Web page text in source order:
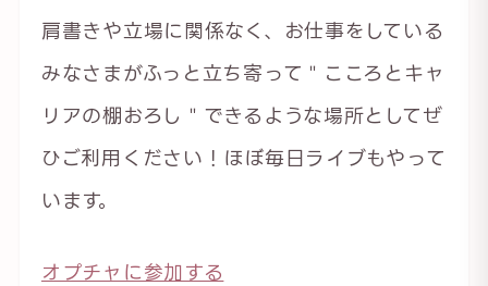
肩書きや立場に関係なく、お仕事をしている
みなさまがふっと立ち寄って＂こころとキャ
リアの棚おろし＂できるような場所としてぜ
ひご利用ください！ほぼ毎日ライブもやって
います。
オプチャに参加する